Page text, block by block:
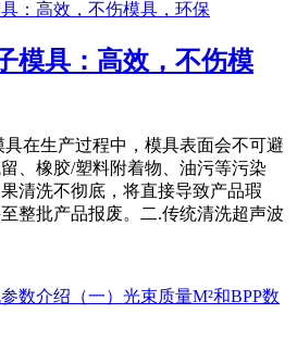
模具：高效，不伤模
在生产过程中，模具表面会不可避
、橡胶/塑料附着物、油污等污染
清洗不彻底，将直接导致产品瑕
整批产品报废。二.传统清洗超声波